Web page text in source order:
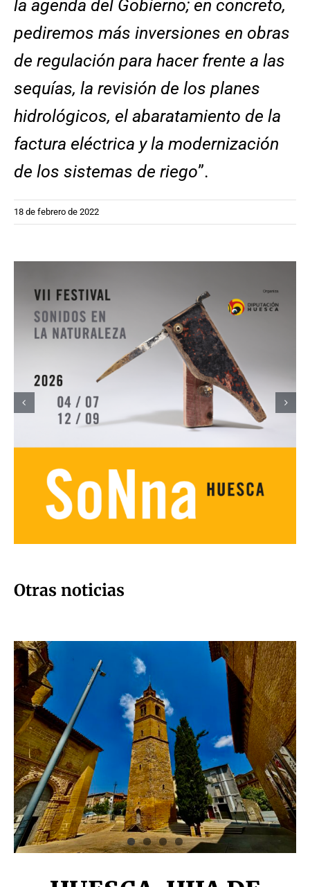
la agenda del Gobierno; en concreto,
pediremos más inversiones en obras
de regulación para hacer frente a las
sequías, la revisión de los planes
hidrológicos, el abaratamiento de la
factura eléctrica y la modernización
de los sistemas de riego”.
18 de febrero de 2022
Otras noticias